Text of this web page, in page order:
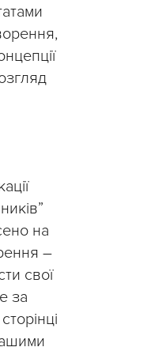
на
–
свої
за